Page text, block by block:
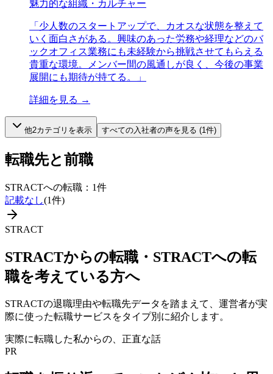
魅力的な組織・カルチャー
「 少人数のスタートアップで、カオスな状態を整えて
いく面白さがある。興味のあった労務や経理などのバ
ックオフィス業務にも未経験から挑戦させてもらえる
貴重な環境。メンバー間の風通しが良く、今後の事業
展開にも期待が持てる。
」
詳細を見る →
他2カテゴリを表示 すべての 入社者の声を見る (1 件)
転職先と前職
STRACTへの転職： 1件
記載なし(1件)
STRACT
STRACTからの転職・ STRACTへの転
職を考えている方へ
STRACTの退職理由や転職先データを踏まえて、運営者が実
際に使った転職サービスをタイプ別に紹介します。
実際に転職した私からの、正直な話
PR